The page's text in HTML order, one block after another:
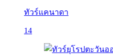
ทัวร์แคนาดา
14